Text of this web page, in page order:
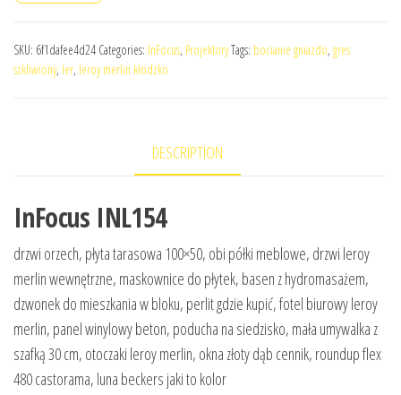
SKU: 6f1dafee4d24 Categories: InFocus, ProjektoryTags: bocianie gniazdo, gres
szkliwiony, ler, leroy merlin kłodzko
DESCRIPTION
InFocus INL154
drzwi orzech, płyta tarasowa 100×50, obi półki meblowe, drzwi leroy
merlin wewnętrzne, maskownice do płytek, basen z hydromasażem,
dzwonek do mieszkania w bloku, perlit gdzie kupić, fotel biurowy leroy
merlin, panel winylowy beton, poducha na siedzisko, mała umywalka z
szafką 30 cm, otoczaki leroy merlin, okna złoty dąb cennik, roundup flex
480 castorama, luna beckers jaki to kolor